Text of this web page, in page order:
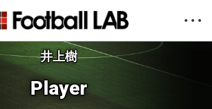
井上樹
Player